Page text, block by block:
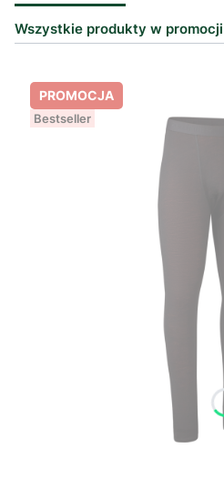
Wszystkie produkty w promocji
PROMOCJA
Bestseller